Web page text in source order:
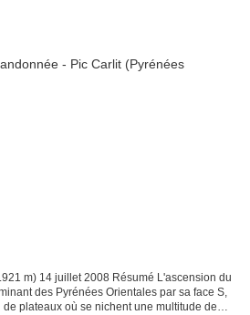
m) 14 juillet 2008 Résumé L'ascension du
des Pyrénées Orientales par sa face S,
plateaux où se nichent une multitude de